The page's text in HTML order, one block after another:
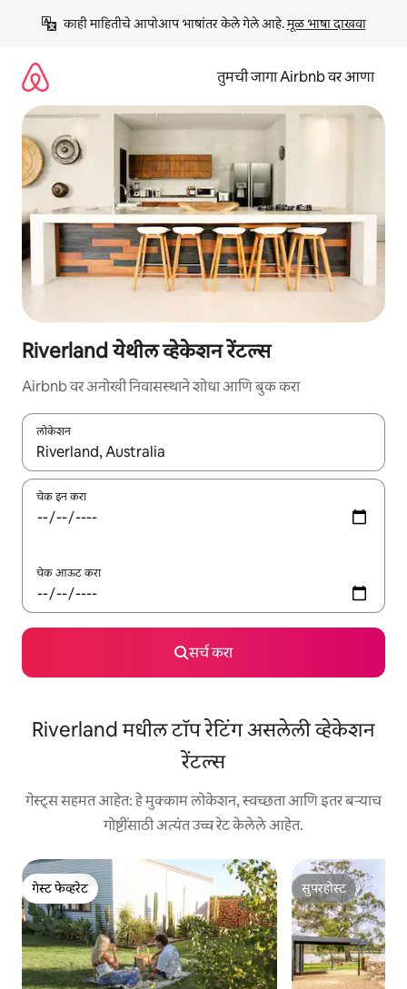
काही माहितीचे आपोआप भाषांतर केले गेले आहे. मूळ भाषा दाखवा
तुमची जागा Airbnb वर आणा
Riverland येथील व्हेकेशन रेंटल्स
Airbnb वर अनोखी निवासस्थाने शोधा आणि बुक करा
लोकेशन
जेव्हा परिणाम उपलब्ध असतील, तेव्हा वरच्या आणि खाली बाणांच्या किजसह
चेक इन करा
चेक आऊट करा
सर्च करा
Riverland मधील टॉप रेटिंग असलेली व्हेकेशन
रेंटल्स
गेस्ट्स सहमत आहेत: हे मुक्काम लोकेशन, स्वच्छता आणि इतर बऱ्याच
गोष्टींसाठी अत्यंत उच्च रेट केलेले आहेत.
गेस्ट फेव्हरेट
गेस्ट फेव्हरेट
सुपरहोस्ट
सुपरहोस्ट